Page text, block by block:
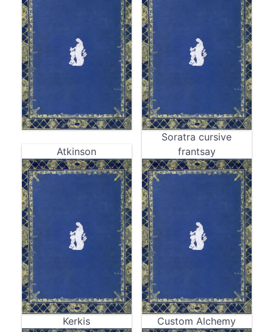
Atkinson
Soratra cursive
frantsay
Kerkis Custom Alchemy